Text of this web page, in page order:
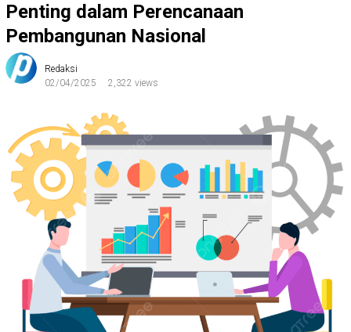
Penting dalam Perencanaan
Pembangunan Nasional
Redaksi
02/04/2025
2,322 views